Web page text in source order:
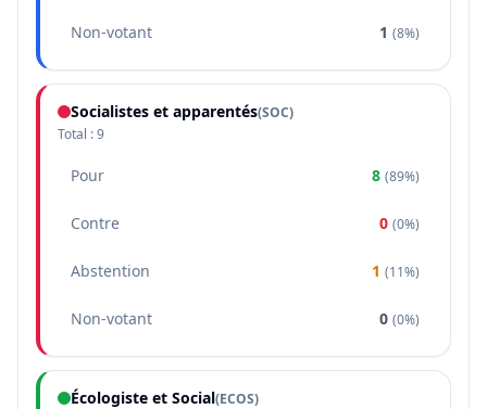
Non-votant 1 (8%)
Socialistes et apparentés(SOC)
Total :9
Pour 8 (89%)
Contre 0 (0%)
Abstention 1 (11%)
Non-votant 0 (0%)
Écologiste et Social(ECOS)